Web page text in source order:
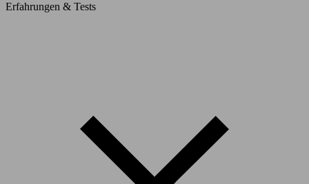
Erfahrungen & Tests